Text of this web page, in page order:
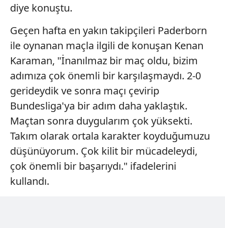
diye konuştu.
Geçen hafta en yakın takipçileri Paderborn
ile oynanan maçla ilgili de konuşan Kenan
Karaman, "İnanılmaz bir maç oldu, bizim
adımıza çok önemli bir karşılaşmaydı. 2-0
gerideydik ve sonra maçı çevirip
Bundesliga'ya bir adım daha yaklaştık.
Maçtan sonra duygularım çok yüksekti.
Takım olarak ortala karakter koyduğumuzu
düşünüyorum. Çok kilit bir mücadeleydi,
çok önemli bir başarıydı." ifadelerini
kullandı.